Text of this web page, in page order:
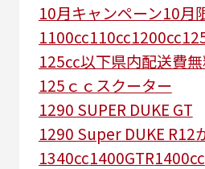
10月キャンペーン10月
1100cc110cc1200cc
125㏄以下県内配送費
125ｃｃスクーター
1290 SUPER DUKE GT
1290 Super DUKE R12
1340cc1400GTR1400cc